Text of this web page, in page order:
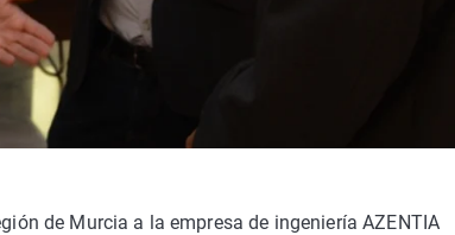
de Murcia a la empresa de ingeniería AZENTIA